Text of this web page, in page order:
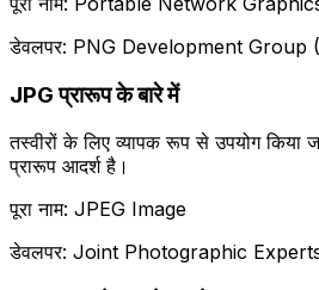
डेवलपर: PNG Development Group
JPG प्रारूप के बारे में
तस्वीरों के लिए व्यापक रूप से उपयोग किया
प्रारूप आदर्श है।
पूरा नाम: JPEG Image
डेवलपर: Joint Photographic